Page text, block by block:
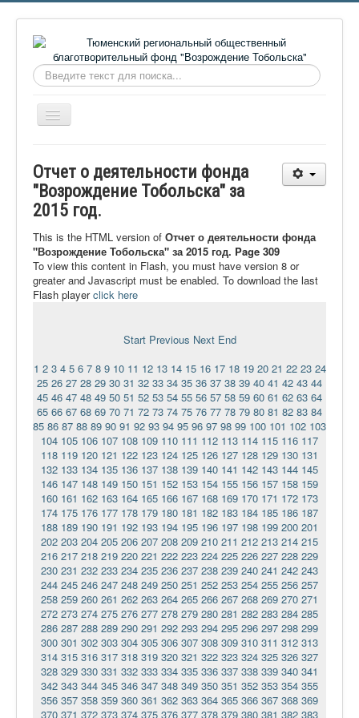
Искать...
Включить/
выключить
О фонде
Онлайн библиотека
Видеоматериалы
Контакты
Сайт проекта Достоевский
Отчет о деятельности фонда
"Возрождение Тобольска" за
2015 год.
This is the HTML version of Отчет о деятельности фонда
"Возрождение Тобольска" за 2015 год. Page 309
To view this content in Flash, you must have version 8 or
greater and Javascript must be enabled. To download the last
Flash playerclick here
Start Previous Next End
1 2 3 4 5 6 7 8 9 10 11 12 13 14 15 16 17 18 19 20 21 22 23 24
25 26 27 28 29 30 31 32 33 34 35 36 37 38 39 40 41 42 43 44
45 46 47 48 49 50 51 52 53 54 55 56 57 58 59 60 61 62 63 64
65 66 67 68 69 70 71 72 73 74 75 76 77 78 79 80 81 82 83 84
85 86 87 88 89 90 91 92 93 94 95 96 97 98 99 100 101 102 103
104 105 106 107 108 109 110 111 112 113 114 115 116 117
118 119 120 121 122 123 124 125 126 127 128 129 130 131
132 133 134 135 136 137 138 139 140 141 142 143 144 145
146 147 148 149 150 151 152 153 154 155 156 157 158 159
160 161 162 163 164 165 166 167 168 169 170 171 172 173
174 175 176 177 178 179 180 181 182 183 184 185 186 187
188 189 190 191 192 193 194 195 196 197 198 199 200 201
202 203 204 205 206 207 208 209 210 211 212 213 214 215
216 217 218 219 220 221 222 223 224 225 226 227 228 229
230 231 232 233 234 235 236 237 238 239 240 241 242 243
244 245 246 247 248 249 250 251 252 253 254 255 256 257
258 259 260 261 262 263 264 265 266 267 268 269 270 271
272 273 274 275 276 277 278 279 280 281 282 283 284 285
286 287 288 289 290 291 292 293 294 295 296 297 298 299
300 301 302 303 304 305 306 307 308 309 310 311 312 313
314 315 316 317 318 319 320 321 322 323 324 325 326 327
328 329 330 331 332 333 334 335 336 337 338 339 340 341
342 343 344 345 346 347 348 349 350 351 352 353 354 355
356 357 358 359 360 361 362 363 364 365 366 367 368 369
370 371 372 373 374 375 376 377 378 379 380 381 382 383